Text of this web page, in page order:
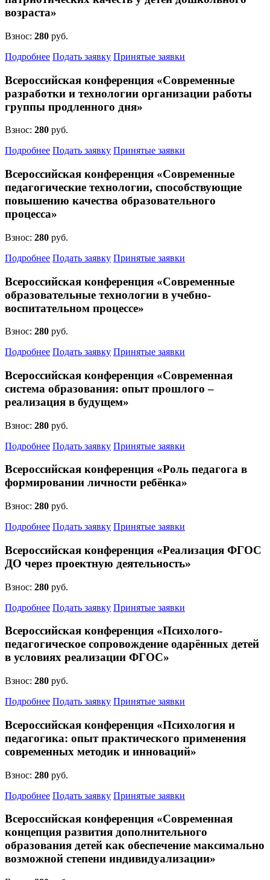
возраста»
Взнос: 280 руб.
Подробнее Подать заявку Принятые заявки
Всероссийская конференция «Современные
разработки и технологии организации работы
группы продленного дня»
Взнос: 280 руб.
Подробнее Подать заявку Принятые заявки
Всероссийская конференция «Современные
педагогические технологии, способствующие
повышению качества образовательного
процесса»
Взнос: 280 руб.
Подробнее Подать заявку Принятые заявки
Всероссийская конференция «Современные
образовательные технологии в учебно-
воспитательном процессе»
Взнос: 280 руб.
Подробнее Подать заявку Принятые заявки
Всероссийская конференция «Современная
система образования: опыт прошлого –
реализация в будущем»
Взнос: 280 руб.
Подробнее Подать заявку Принятые заявки
Всероссийская конференция «Роль педагога в
формировании личности ребёнка»
Взнос: 280 руб.
Подробнее Подать заявку Принятые заявки
Всероссийская конференция «Реализация ФГОС
ДО через проектную деятельность»
Взнос: 280 руб.
Подробнее Подать заявку Принятые заявки
Всероссийская конференция «Психолого-
педагогическое сопровождение одарённых детей
в условиях реализации ФГОС»
Взнос: 280 руб.
Подробнее Подать заявку Принятые заявки
Всероссийская конференция «Психология и
педагогика: опыт практического применения
современных методик и инноваций»
Взнос: 280 руб.
Подробнее Подать заявку Принятые заявки
Всероссийская конференция «Современная
концепция развития дополнительного
образования детей как обеспечение максимально
возможной степени индивидуализации»